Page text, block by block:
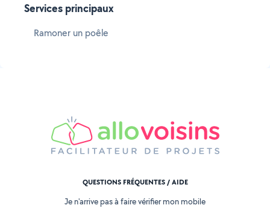
Services principaux
Ramoner un poêle
QUESTIONS FRÉQUENTES / AIDE
Je n'arrive pas à faire vérifier mon mobile